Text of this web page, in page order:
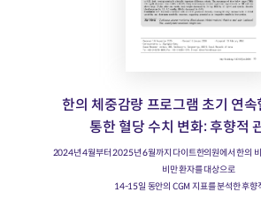
한의 체중감량 프로그램 초기 연
통한 혈당 수치 변화: 후향적
2024년 4월부터 2025년 6월까지 다이트한의원에서 한의
비만 환자를 대상으로
14-15일 동안의 CGM 지표를 분석한 후향